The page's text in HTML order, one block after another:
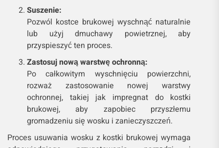
Suszenie:
Pozwól kostce brukowej wyschnąć naturalnie
lub użyj dmuchawy powietrznej, aby
przyspieszyć ten proces.
Zastosuj nową warstwę ochronną:
Po całkowitym wyschnięciu powierzchni,
rozważ zastosowanie nowej warstwy
ochronnej, takiej jak impregnat do kostki
brukowej, aby zapobiec przyszłemu
gromadzeniu się wosku i zanieczyszczeń.
Proces usuwania wosku z kostki brukowej wymaga